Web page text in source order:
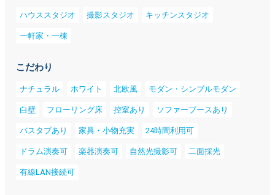
ハウススタジオ 撮影スタジオ キッチンスタジオ
一軒家・一棟
こだわり
ナチュラル ホワイト 北欧風 モダン・シンプルモダン
白壁 フローリング床 控室あり ソファーブースあり
バスタブあり 家具・小物充実 24時間利用可
ドラム演奏可 楽器演奏可 自然光撮影可 二面採光
有線LAN接続可